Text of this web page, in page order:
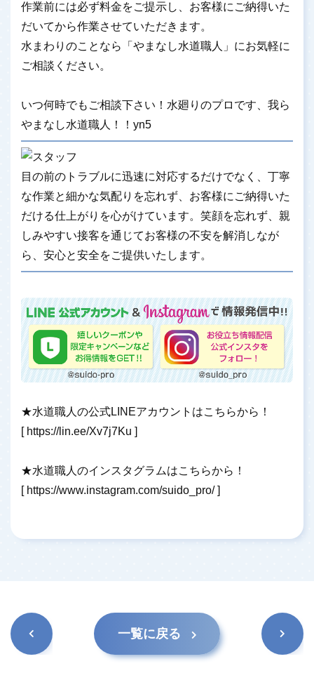
作業前には必ず料金をご提示し、お客様にご納得いた
だいてから作業させていただきます。
水まわりのことなら「やまなし水道職人」にお気軽に
ご相談ください。
いつ何時でもご相談下さい！水廻りのプロです、我ら
やまなし水道職人！！yn5
目の前のトラブルに迅速に対応するだけでなく、丁寧
な作業と細かな気配りを忘れず、お客様にご納得いた
だける仕上がりを心がけています。笑顔を忘れず、親
しみやすい接客を通じてお客様の不安を解消しなが
ら、安心と安全をご提供いたします。
★水道職人の公式LINEアカウントはこちらから！
[ https://lin.ee/Xv7j7Ku ]
★水道職人のインスタグラムはこちらから！
[ https://www.instagram.com/suido_pro/]
前の記
事
一覧に戻る
次の記
事